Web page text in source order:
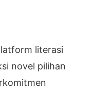
literasi
novel pilihan